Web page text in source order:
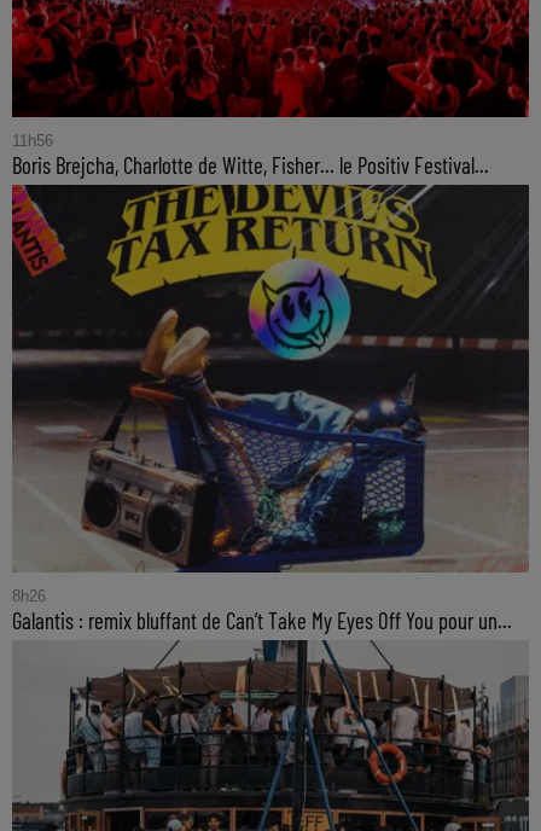
11h56
Boris Brejcha, Charlotte de Witte, Fisher… le Positiv Festival...
8h26
Galantis : remix bluffant de Can’t Take My Eyes Off You pour un...